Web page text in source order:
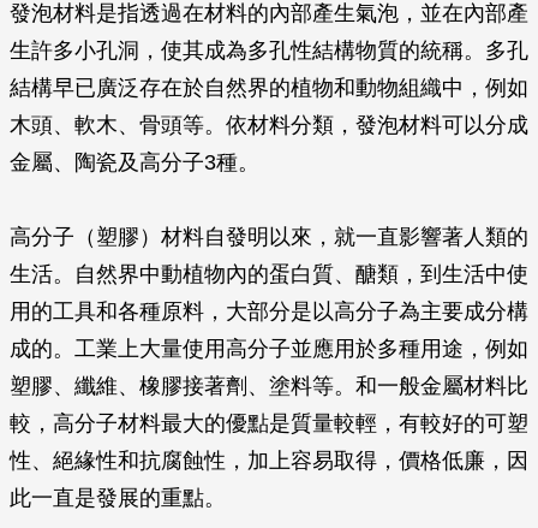
發泡材料是指透過在材料的內部產生氣泡，並在內部產
生許多小孔洞，使其成為多孔性結構物質的統稱。多孔
結構早已廣泛存在於自然界的植物和動物組織中，例如
木頭、軟木、骨頭等。依材料分類，發泡材料可以分成
金屬、陶瓷及高分子3種。
高分子（塑膠）材料自發明以來，就一直影響著人類的
生活。自然界中動植物內的蛋白質、醣類，到生活中使
用的工具和各種原料，大部分是以高分子為主要成分構
成的。工業上大量使用高分子並應用於多種用途，例如
塑膠、纖維、橡膠接著劑、塗料等。和一般金屬材料比
較，高分子材料最大的優點是質量較輕，有較好的可塑
性、絕緣性和抗腐蝕性，加上容易取得，價格低廉，因
此一直是發展的重點。